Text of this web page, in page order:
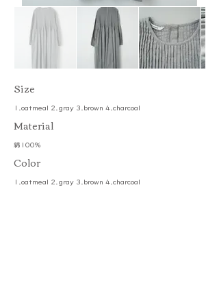
​Size
1.oatmeal 2.gray 3.brown 4.charcoal
​Material
綿100%
Color
1.oatmeal 2.gray 3.brown 4.charcoal